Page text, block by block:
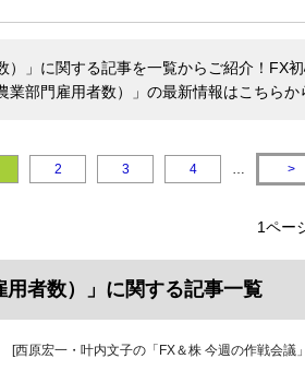
）」に関する記事を一覧からご紹介！FX
業部門雇用者数）」の最新情報はこちらか
2 3 4 … >
1ペー
用者数）」に関する記事一覧
原宏一・叶内文子の「FX＆株 今週の作戦会議